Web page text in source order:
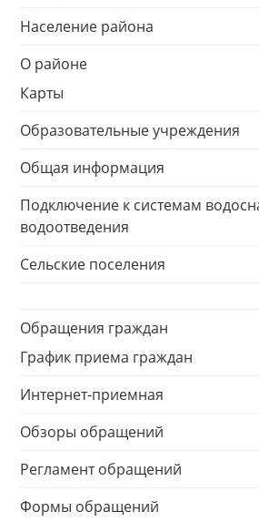
Население района
О районе
Карты
Образовательные учреждения
Общая информация
Подключение к системам
водоотведения
Сельские поселения
Обращения граждан
График приема граждан
Интернет-приемная
Обзоры обращений
Регламент обращений
Формы обращений